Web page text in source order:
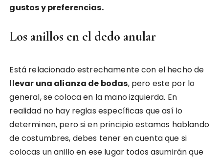
gustos y preferencias.
Los anillos en el dedo anular
Está relacionado estrechamente con el hecho de
llevar una alianza de bodas, pero este por lo
general, se coloca en la mano izquierda. En
realidad no hay reglas específicas que así lo
determinen, pero si en principio estamos hablando
de costumbres, debes tener en cuenta que si
colocas un anillo en ese lugar todos asumirán que